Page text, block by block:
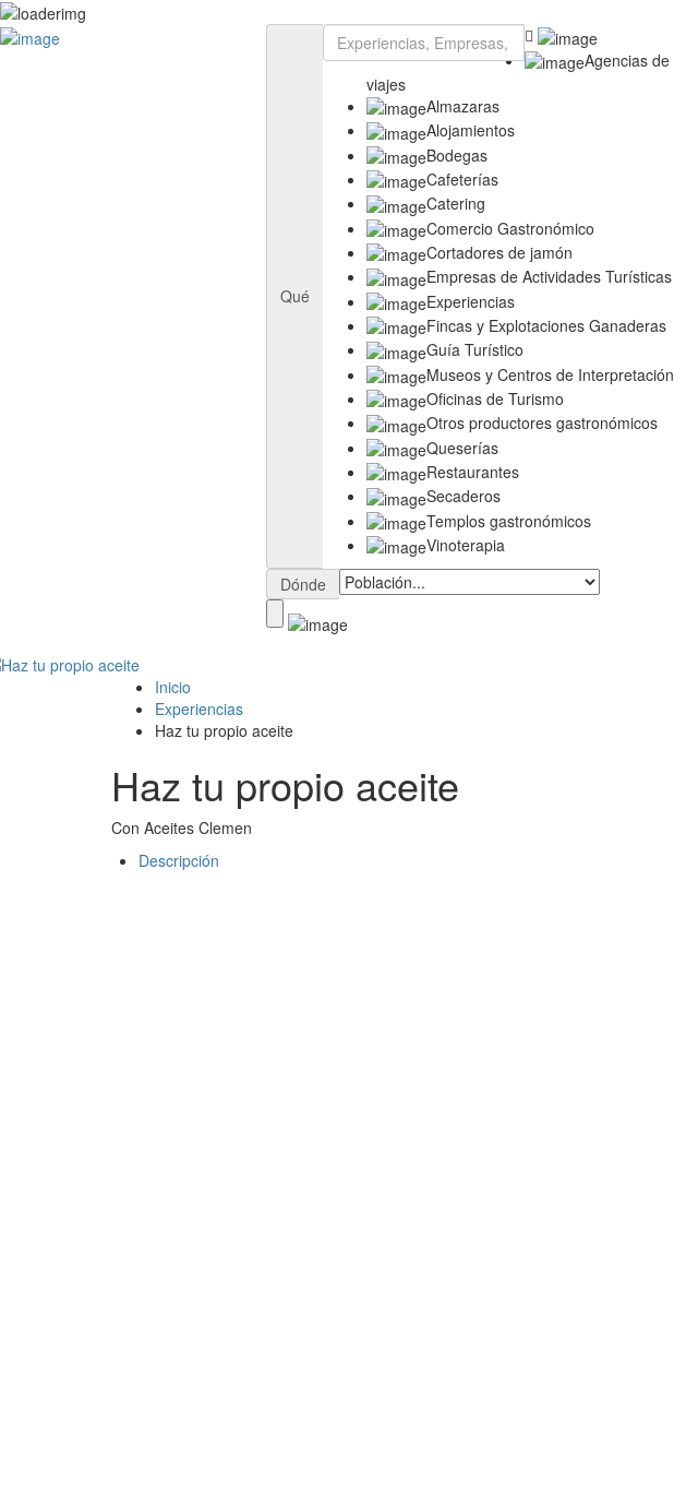
Rutas
Ruta del Aceite de Extremadura
Ruta del Ibérico Dehesa de Extremadura
Ruta del Vino y Cava Ribera del Guadiana
Qué
Agencias de
viajes
Almazaras
Alojamientos
Bodegas
Cafeterías
Catering
Comercio Gastronómico
Cortadores de jamón
Empresas de Actividades Turísticas
Experiencias
Fincas y Explotaciones Ganaderas
Guía Turístico
Museos y Centros de Interpretación
Oficinas de Turismo
Otros productores gastronómicos
Queserías
Restaurantes
Secaderos
Templos gastronómicos
Vinoterapia
Dónde
Inicio
Experiencias
Haz tu propio aceite
Haz tu propio aceite
Con Aceites Clemen
Descripción